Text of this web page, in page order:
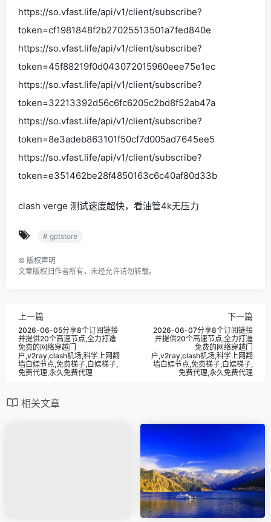
https://so.vfast.life/api/v1/client/subscribe?
token=cf1981848f2b27025513501a7fed840e
https://so.vfast.life/api/v1/client/subscribe?
token=45f88219f0d043072015960eee75e1ec
https://so.vfast.life/api/v1/client/subscribe?
token=32213392d56c6fc6205c2bd8f52ab47a
https://so.vfast.life/api/v1/client/subscribe?
token=8e3adeb863101f50cf7d005ad7645ee5
https://so.vfast.life/api/v1/client/subscribe?
token=e351462be28f4850163c6c40af80d33b
clash verge 测试速度超快，看油管4k无压力
# gptstore
© 版权声明
文章版权归作者所有，未经允许请勿转载。
上一篇
2026-06-05分享8个订阅链接
并提供20个高速节点,全力打造
免费的网络穿越门
户,v2ray,clash机场,科学上网翻
墙白嫖节点,免费梯子,白嫖梯子,
免费代理,永久免费代理
下一篇
2026-06-07分享8个订阅链接
并提供20个高速节点,全力打造
免费的网络穿越门
户,v2ray,clash机场,科学上网翻
墙白嫖节点,免费梯子,白嫖梯子,
免费代理,永久免费代理
相关文章